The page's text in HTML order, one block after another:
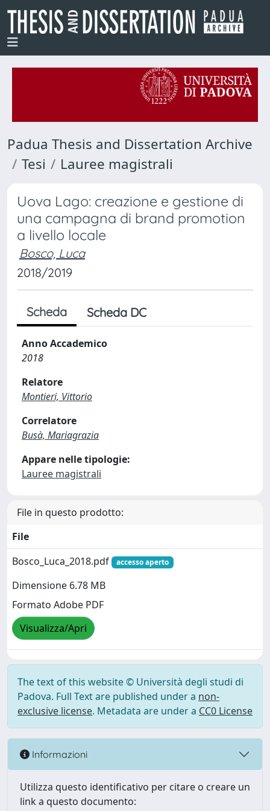
Padua Thesis and Dissertation Archive
Tesi
Lauree magistrali
Uova Lago: creazione e gestione di
una campagna di brand promotion
a livello locale
Bosco, Luca
2018/2019
Scheda Scheda DC
Anno Accademico
2018
Relatore
Montieri, Vittorio
Correlatore
Busà, Mariagrazia
Appare nelle tipologie:
Lauree magistrali
File in questo prodotto:
File
Bosco_Luca_2018.pdf
accesso aperto
Dimensione 6.78 MB
Formato Adobe PDF
Visualizza/Apri
The text of this website © Università degli studi di
Padova. Full Text are published under a non-
exclusive license. Metadata are under a CC0 License
Informazioni
Utilizza questo identificativo per citare o creare un
link a questo documento: